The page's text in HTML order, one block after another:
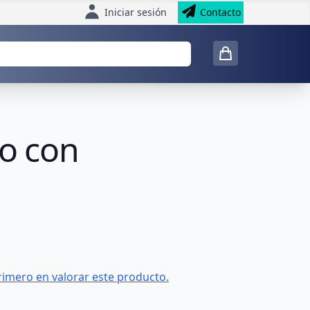
Iniciar sesión Contacto
con
en valorar este producto.